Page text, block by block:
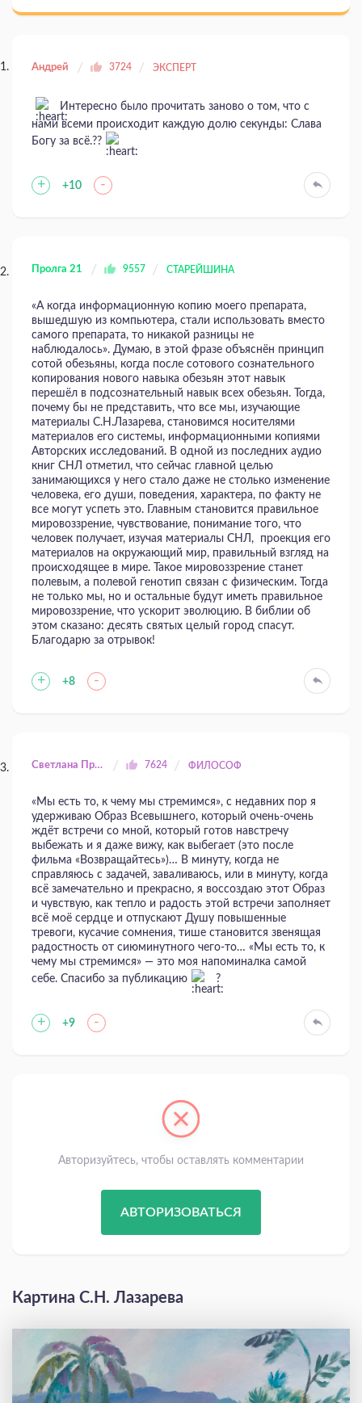
Андрей 3724 ЭКСПЕРТ
Интересно было прочитать заново о том, что с
нами всеми происходит каждую долю секунды: Слава
Богу за всё.??
+ +10 -
Пролга 21 9557 СТАРЕЙШИНА
«А когда информационную копию моего препарата,
вышедшую из компьютера, стали использовать вместо
самого препарата, то никакой разницы не
наблюдалось». Думаю, в этой фразе объяснён принцип
сотой обезьяны, когда после сотового сознательного
копирования нового навыка обезьян этот навык
перешёл в подсознательный навык всех обезьян. Тогда,
почему бы не представить, что все мы, изучающие
материалы С.Н.Лазарева, становимся носителями
материалов его системы, информационными копиями
Авторских исследований. В одной из последних аудио
книг СНЛ отметил, что сейчас главной целью
занимающихся у него стало даже не столько изменение
человека, его души, поведения, характера, по факту не
все могут успеть это. Главным становится правильное
мировоззрение, чувствование, понимание того, что
человек получает, изучая материалы СНЛ, проекция его
материалов на окружающий мир, правильный взгляд на
происходящее в мире. Такое мировоззрение станет
полевым, а полевой генотип связан с физическим. Тогда
не только мы, но и остальные будут иметь правильное
мировоззрение, что ускорит эволюцию. В библии об
этом сказано: десять святых целый город спасут.
Благодарю за отрывок!
+ +8 -
Светлана Прилуцкая 7624 ФИЛОСОФ
«Мы есть то, к чему мы стре­мимся», с недавних пор я
удерживаю Образ Всевышнего, который очень-очень
ждёт встречи со мной, который готов навстречу
выбежать и я даже вижу, как выбегает (это после
фильма «Возвращайтесь»)… В минуту, когда не
справляюсь с задачей, заваливаюсь, или в минуту, когда
всё замечательно и прекрасно, я воссоздаю этот Образ
и чувствую, как тепло и радость этой встречи заполняет
всё моё сердце и отпускают Душу повышенные
тревоги, кусачие сомнения, тише становится звенящая
радостность от сиюминутного чего-то… «Мы есть то, к
чему мы стре­мимся» — это моя напоминалка самой
себе. Спасибо за публикацию
?
+ +9 -
Авторизуйтесь, чтобы оставлять комментарии
АВТОРИЗОВАТЬСЯ
Картина С.Н. Лазарева